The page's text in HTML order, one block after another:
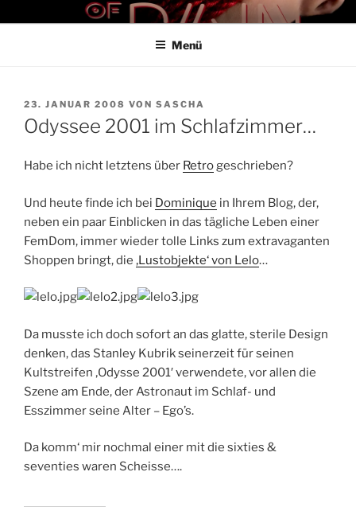
InhaltTHE ART OF PAIN
Der Blog für BDSM und Kinky Lifestyle
Menü
VERÖFFENTLICHT
AM
23. JANUAR 2008 VON SASCHA
Odyssee 2001 im Schlafzimmer…
Habe ich nicht letztens über Retrogeschrieben?
Und heute finde ich bei Dominique in Ihrem Blog, der,
neben ein paar Einblicken in das tägliche Leben einer
FemDom, immer wieder tolle Links zum extravaganten
Shoppen bringt, die ‚Lustobjekte‘ von Lelo…
Da musste ich doch sofort an das glatte, sterile Design
denken, das Stanley Kubrik seinerzeit für seinen
Kultstreifen ‚Odysse 2001′ verwendete, vor allen die
Szene am Ende, der Astronaut im Schlaf- und
Esszimmer seine Alter – Ego’s.
Da komm‘ mir nochmal einer mit die sixties &
seventies waren Scheisse….